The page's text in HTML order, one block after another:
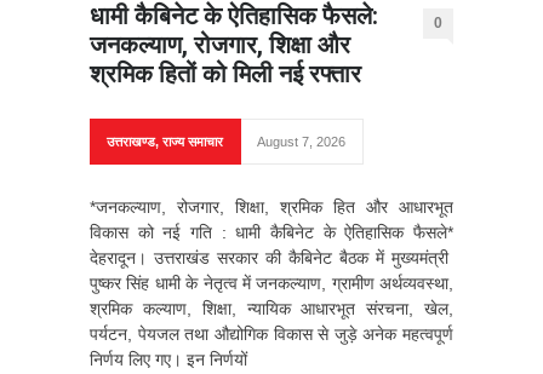
धामी कैबिनेट के ऐतिहासिक फैसले:
जनकल्याण, रोजगार, शिक्षा और
श्रमिक हितों को मिली नई रफ्तार
0
उत्तराखण्ड,राज्य समाचार August 7, 2026
*जनकल्याण, रोजगार, शिक्षा, श्रमिक हित और आधारभूत
विकास को नई गति : धामी कैबिनेट के ऐतिहासिक फैसले*
देहरादून। उत्तराखंड सरकार की कैबिनेट बैठक में मुख्यमंत्री
पुष्कर सिंह धामी के नेतृत्व में जनकल्याण, ग्रामीण अर्थव्यवस्था,
श्रमिक कल्याण, शिक्षा, न्यायिक आधारभूत संरचना, खेल,
पर्यटन, पेयजल तथा औद्योगिक विकास से जुड़े अनेक महत्वपूर्ण
निर्णय लिए गए। इन निर्णयों